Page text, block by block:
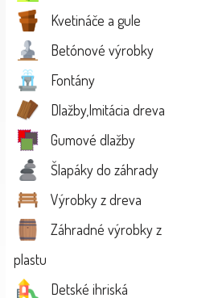
Kvetináče a gule
Betónové výrobky
Fontány
Dlažby,Imitácia dreva
Gumové dlažby
Šlapáky do záhrady
Výrobky z dreva
Záhradné výrobky z
plastu
Detské ihriská